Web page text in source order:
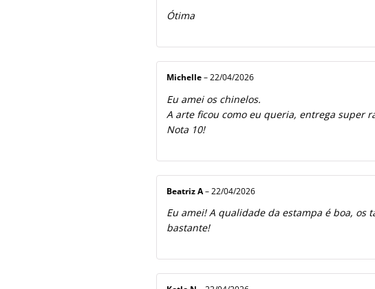
Ótima
Michelle – 22/04/2026
Eu amei os chinelos.
A arte ficou como eu queria, entrega super
Nota 10!
Beatriz A – 22/04/2026
Eu amei! A qualidade da estampa é boa, os
bastante!